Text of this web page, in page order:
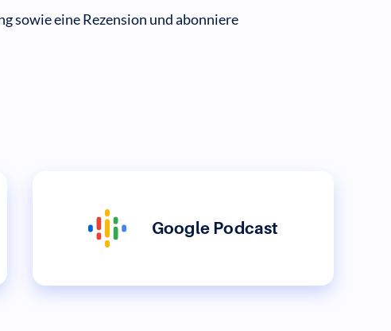
sowie eine Rezension und abonniere
Google Podcast